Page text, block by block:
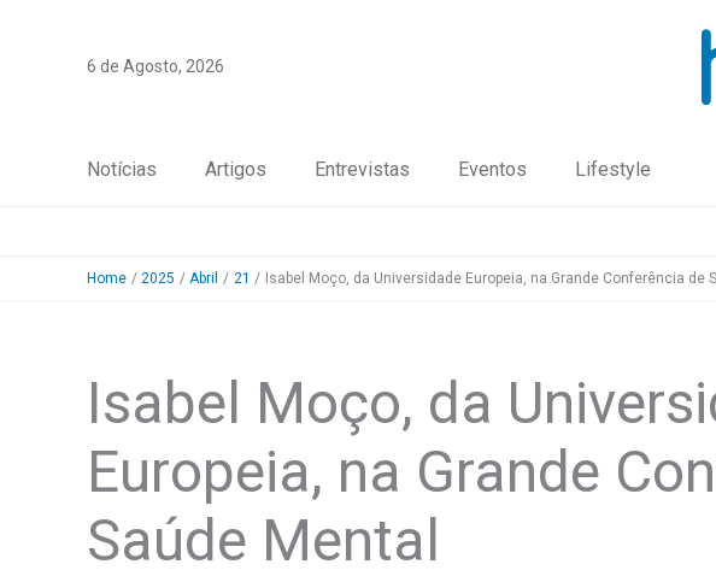
6 de Agosto, 2026
Notícias Artigos Entrevistas Eventos Lifestyle
Home 2025 Abril 21 Isabel Moço, da Universidade Europeia, na Grande Conferência de
Isabel Moço, da
Europeia, na Grande
Saúde Mental